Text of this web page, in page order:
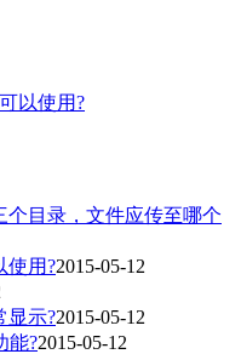
以使用?
目录，文件应传至哪个
使用?2015-05-12
显示?2015-05-12
能?2015-05-12